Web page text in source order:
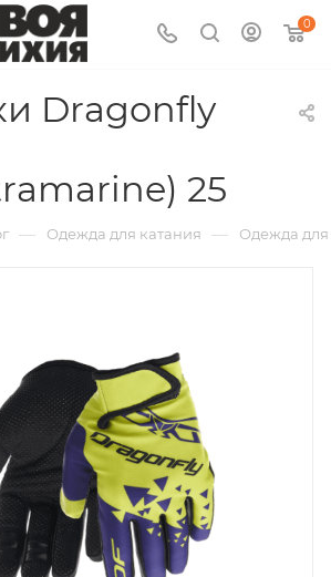
0
Dragonfly
25
— Одежда для катания — Одежда для